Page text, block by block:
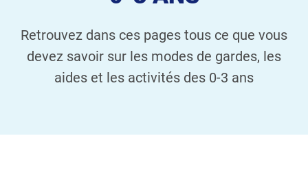
Retrouvez dans ces pages tous ce que vous
devez savoir sur les modes de gardes, les
aides et les activités des 0-3 ans